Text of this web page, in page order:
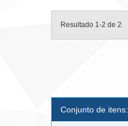
Resultado 1-2 de 2.
Conjunto de itens: